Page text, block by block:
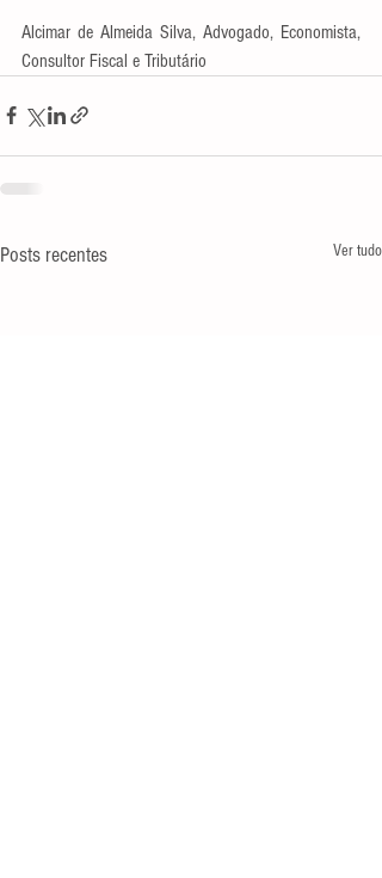
Alcimar de Almeida Silva, Advogado, Economista,
Consultor Fiscal e Tributário
Posts recentes Ver tudo